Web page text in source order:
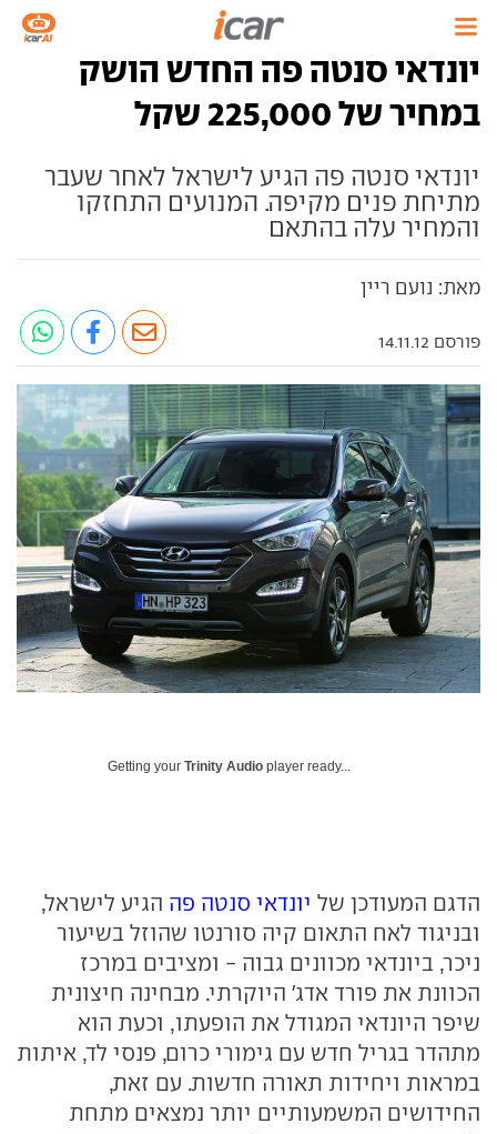
יונדאי סנטה פה החדש הושק
במחיר של 225,000 שקל
יונדאי סנטה פה הגיע לישראל לאחר שעבר
מתיחת פנים מקיפה. המנועים התחזקו
והמחיר עלה בהתאם
מאת: נועם ריין
פורסם 14.11.12
Getting your Trinity Audio player ready...
הדגם המעודכן של יונדאי סנטה פה הגיע לישראל,
ובניגוד לאח התאום קיה סורנטו שהוזל בשיעור
ניכר, ביונדאי מכוונים גבוה - ומציבים במרכז
הכוונת את פורד אדג' היוקרתי. מבחינה חיצונית
שיפר היונדאי המגודל את הופעתו, וכעת הוא
מתהדר בגריל חדש עם גימורי כרום, פנסי לד, איתות
במראות ויחידות תאורה חדשות. עם זאת,
החידושים המשמעותיים יותר נמצאים מתחת